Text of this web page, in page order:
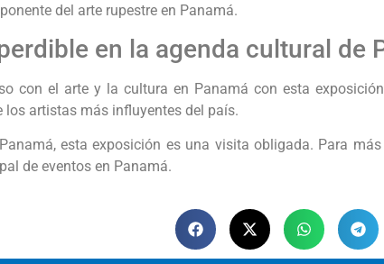
del arte rupestre en Panamá.
en la agenda cultural de
con el arte y la cultura en Panamá con esta
los artistas más influyentes del país.
esta exposición es una visita obligada. Para
de eventos en Panamá.